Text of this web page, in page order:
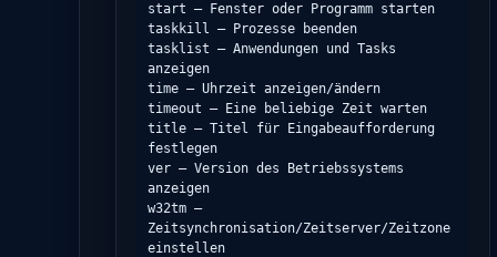
start – Fenster oder Programm starten
taskkill – Prozesse beenden
tasklist – Anwendungen und Tasks
anzeigen
time – Uhrzeit anzeigen/ändern
timeout – Eine beliebige Zeit warten
title – Titel für Eingabeaufforderung
festlegen
ver – Version des Betriebssystems
anzeigen
w32tm –
Zeitsynchronisation/Zeitserver/Zeitzone
einstellen